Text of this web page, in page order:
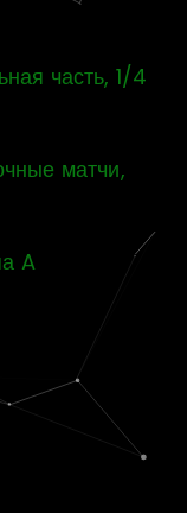
часть, 1/4
матчи,
A